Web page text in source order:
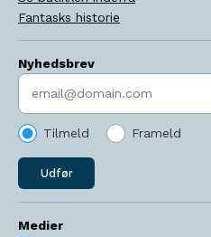
Fantasks historie
Nyhedsbrev
Indtast søgeord
Tilmeld Frameld
Udfør
Medier